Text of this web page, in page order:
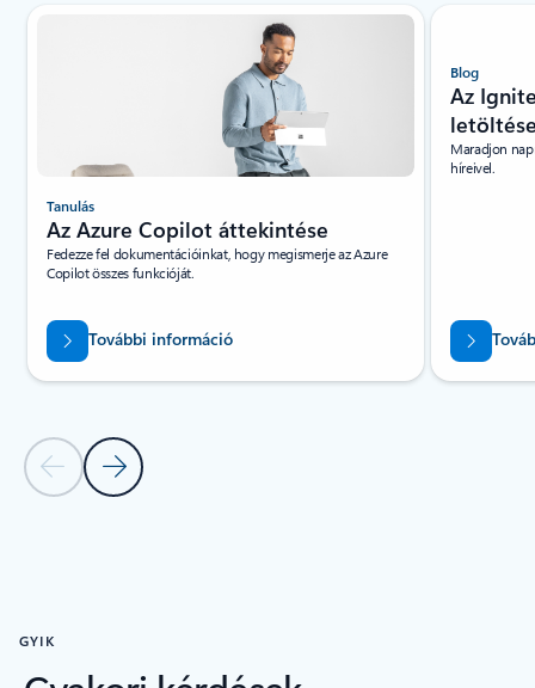
1/3. dia megjelenítése
Előző diaKövetkező dia
Tanulás
Az Azure Copilot áttekintése
Fedezze fel dokumentációinkat, hogy megismerje az Azure
Copilot összes funkcióját.